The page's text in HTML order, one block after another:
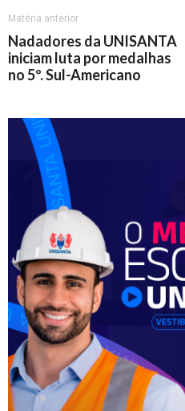
Matéria anterior
Nadadores da UNISANTA
iniciam luta por medalhas
no 5º. Sul-Americano